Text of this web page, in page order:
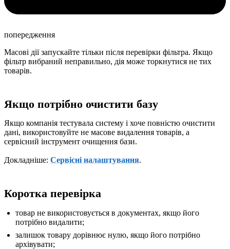
попередження
Масові дії запускайте тільки після перевірки фільтра. Якщо
фільтр вибраний неправильно, дія може торкнутися не тих
товарів.
Якщо потрібно очистити базу
Якщо компанія тестувала систему і хоче повністю очистити
дані, використовуйте не масове видалення товарів, а
сервісний інструмент очищення бази.
Докладніше: Сервісні налаштування.
Коротка перевірка
товар не використовується в документах, якщо його
потрібно видалити;
залишок товару дорівнює нулю, якщо його потрібно
архівувати;